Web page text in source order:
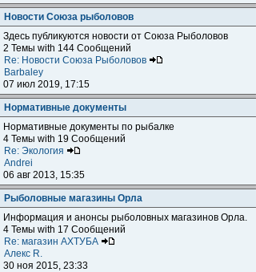
Новости Союза рыболовов
Здесь публикуются новости от Союза Рыболовов
2 Темы with 144 Сообщений
Re: Новости Союза Рыболовов
Barbaley
07 июл 2019, 17:15
Нормативные документы
Нормативные документы по рыбалке
4 Темы with 19 Сообщений
Re: Экология
Andrei
06 авг 2013, 15:35
Рыболовные магазины Орла
Информация и анонсы рыболовных магазинов Орла.
4 Темы with 17 Сообщений
Re: магазин АХТУБА
Алекс R.
30 ноя 2015, 23:33